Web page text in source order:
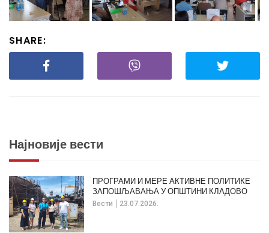
SHARE:
Најновије вести
Вести 23.07.2026.
ПРОГРАМИ И МЕРЕ АКТИВНЕ ПОЛИТИКЕ
ЗАПОШЉАВАЊА У ОПШТИНИ КЛАДОВО